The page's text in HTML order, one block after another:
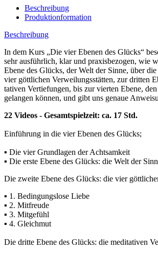
Beschreibung
Produktionformation
Beschreibung
In dem Kurs „Die vier Ebenen des Glücks“
sehr ausführlich, klar und praxisbezogen, wie
Ebene des Glücks, der Welt der Sinne, über
vier göttlichen Verweilungsstätten, zur dritten
tativen Vertiefungen, bis zur vierten Ebene,
gelangen können, und gibt uns genaue
22 Videos - Gesamtspielzeit: ca. 17 Std.
Einführung in die vier Ebenen des Glücks;
▪ Die vier Grundlagen der Achtsamkeit
▪ Die erste Ebene des Glücks: die Welt der
Die zweite Ebene des Glücks: die vier
▪ 1. Bedingungslose Liebe
▪ 2. Mitfreude
▪ 3. Mitgefühl
▪ 4. Gleichmut
Die dritte Ebene des Glücks: die meditativen